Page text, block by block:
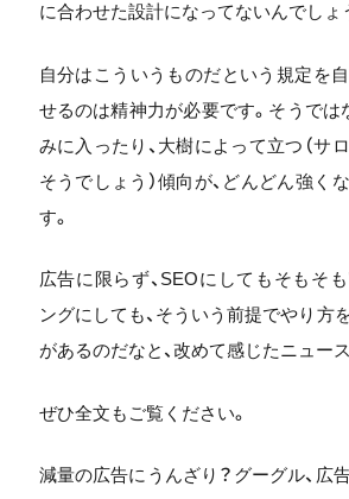
に合わせた設計になってないんでしょ
自分はこういうものだという規定を
せるのは精神力が必要です。そうでは
みに入ったり、大樹によって立つ（サ
そうでしょう）傾向が、どんどん強く
す。
広告に限らず、SEOにしてもそもそ
ングにしても、そういう前提でやり方
があるのだなと、改めて感じたニュース
ぜひ全文もご覧ください。
減量の広告にうんざり？グーグル、広